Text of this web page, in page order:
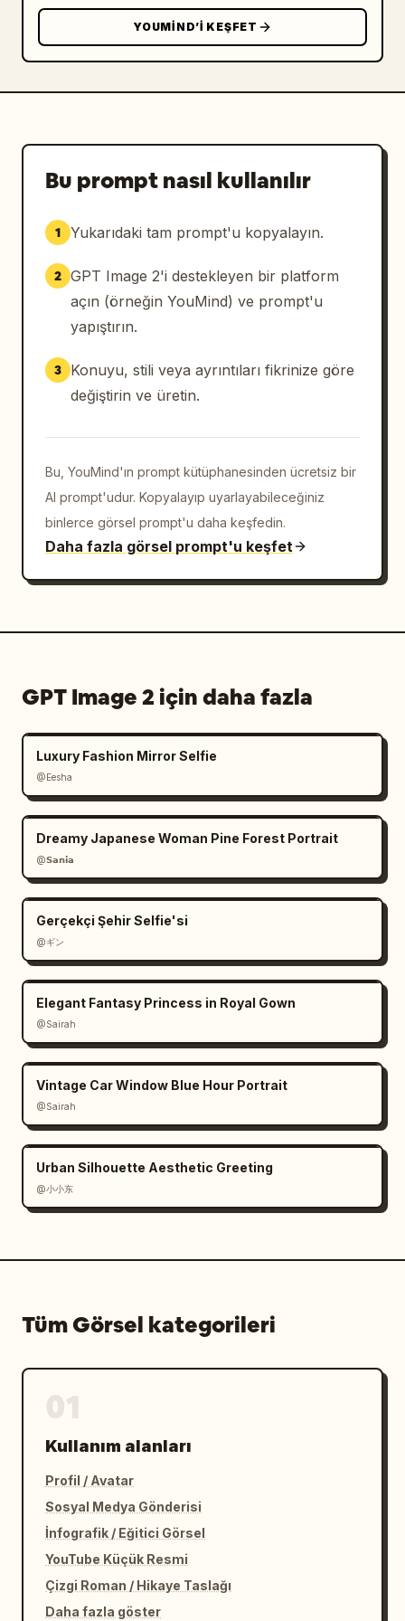
fotoğrafçılığı", "color": "tam renkli (siyah
beyaz değil)", "quality": "akıllı telefon
çekimi", "texture": [ "belirgin gren", "doğal
basit önden aydınlatma" } }
YOUMIND’I KEŞFET
Bu prompt nasıl kullanılır
1 Yukarıdaki tam prompt'u kopyalayın.
2 GPT Image 2'i destekleyen bir platform
açın (örneğin YouMind) ve prompt'u
yapıştırın.
3
Konuyu, stili veya ayrıntıları fikrinize göre
değiştirin ve üretin.
Bu, YouMind'ın prompt kütüphanesinden ücretsiz bir
AI prompt'udur. Kopyalayıp uyarlayabileceğiniz
binlerce görsel prompt'u daha keşfedin.
Daha fazla görsel prompt'u keşfet
GPT Image 2 için daha fazla
Luxury Fashion Mirror Selfie
@Eesha
Dreamy Japanese Woman Pine Forest Portrait
@𝗦𝗮𝗻𝗶𝗮
Gerçekçi Şehir Selfie'si
@ギン
Elegant Fantasy Princess in Royal Gown
@Sairah
Vintage Car Window Blue Hour Portrait
@Sairah
Urban Silhouette Aesthetic Greeting
@小小东
Tüm Görsel kategorileri
Kullanım alanları
Profil / Avatar
Sosyal Medya Gönderisi
İnfografik / Eğitici Görsel
YouTube Küçük Resmi
Çizgi Roman / Hikaye Taslağı
Daha fazla göster